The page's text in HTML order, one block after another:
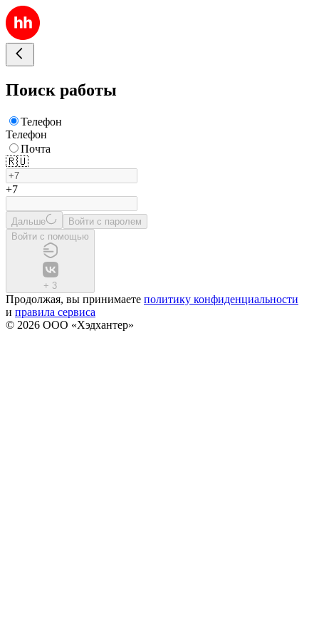
Поиск работы
Телефон
Телефон
Почта
🇷🇺
+7
Дальше
Войти с паролем
Войти с помощью
+ 3
Продолжая, вы принимаете политику конфиденциальности
и правила сервиса
© 2026 ООО «Хэдхантер»